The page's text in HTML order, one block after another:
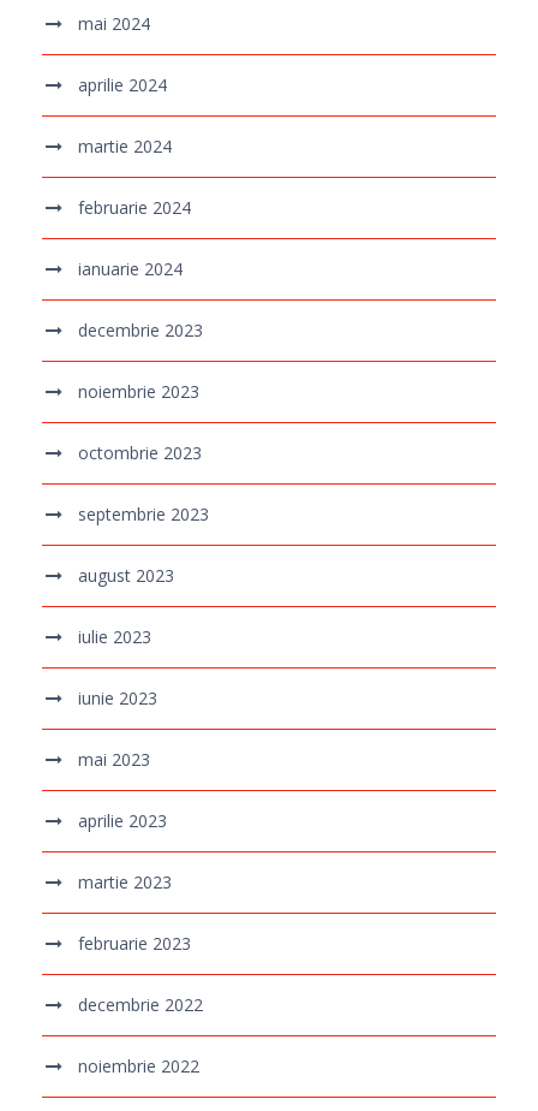
mai 2024
aprilie 2024
martie 2024
februarie 2024
ianuarie 2024
decembrie 2023
noiembrie 2023
octombrie 2023
septembrie 2023
august 2023
iulie 2023
iunie 2023
mai 2023
aprilie 2023
martie 2023
februarie 2023
decembrie 2022
noiembrie 2022